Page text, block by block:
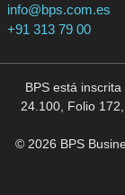
info@bps.com.es
+91 313 79 00
BPS está
24.100, Folio
© 2026 BPS